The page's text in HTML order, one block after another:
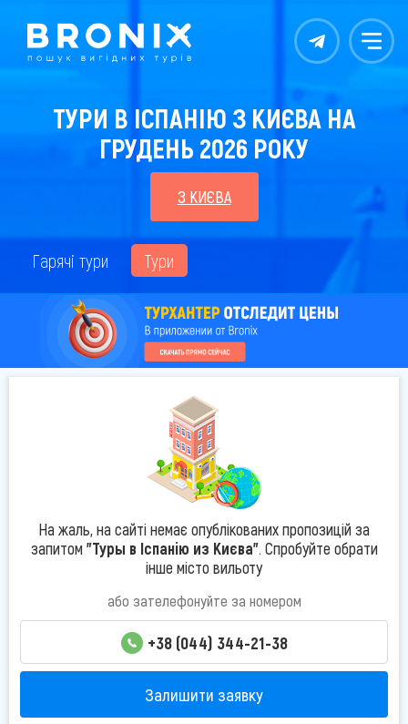
Контакты Меню
ТУРИ В ІСПАНІЮ З КИЄВА НА
ГРУДЕНЬ 2026 РОКУ
З КИЄВА
Гарячі тури Тури
На жаль, на сайті немає опублікованих пропозицій за
запитом "Туры в Іспанію из Києва". Спробуйте обрати
інше місто вильоту
або зателефонуйте за номером
+38 (044) 344-21-38
Залишити заявку